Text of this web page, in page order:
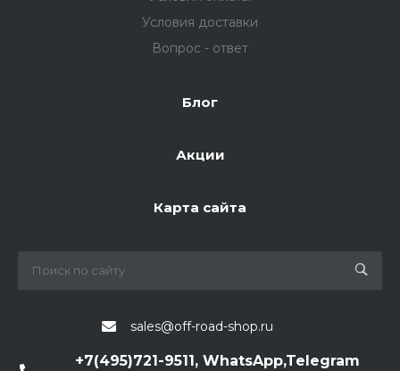
Условия доставки
Вопрос - ответ
Блог
Акции
Карта сайта
sales@off-road-shop.ru
+7(495)721-9511, WhatsApp,Telegram